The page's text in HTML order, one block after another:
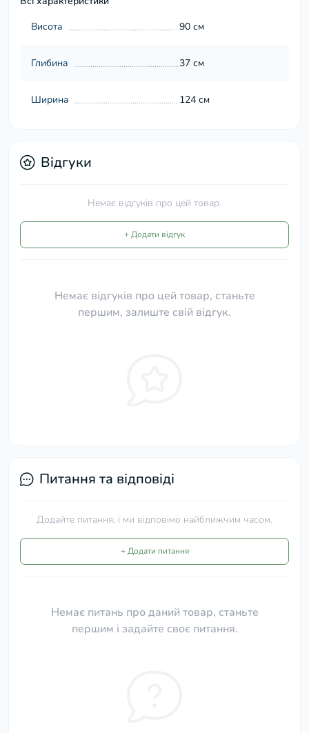
Висота
90 см
Глибина 37 см
Ширина 124 см
Відгуки
Немає відгуків про цей товар.
+ Додати відгук
Немає відгуків про цей товар, станьте
першим, залиште свій відгук.
Питання та відповіді
Додайте питання, і ми відповімо найближчим часом.
+ Додати питання
Немає питань про даний товар, станьте
першим і задайте своє питання.